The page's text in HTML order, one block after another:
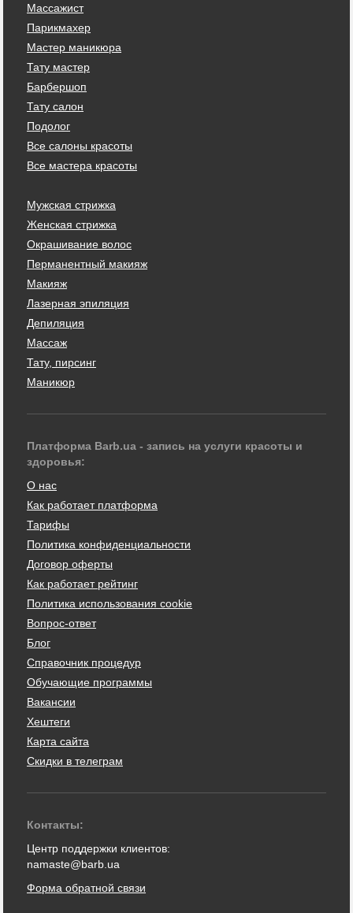
Массажист
Парикмахер
Мастер маникюра
Тату мастер
Барбершоп
Тату салон
Подолог
Все салоны красоты
Все мастера красоты
Мужская стрижка
Женская стрижка
Окрашивание волос
Перманентный макияж
Макияж
Лазерная эпиляция
Депиляция
Массаж
Тату, пирсинг
Маникюр
Платформа Barb.ua - запись на услуги красоты и
здоровья:
О нас
Как работает платформа
Тарифы
Политика конфиденциальности
Договор оферты
Как работает рейтинг
Политика использования cookie
Вопрос-ответ
Блог
Справочник процедур
Обучающие программы
Вакансии
Хештеги
Карта сайта
Скидки в телеграм
Контакты:
Центр поддержки клиентов:
namaste@barb.ua
Форма обратной связи